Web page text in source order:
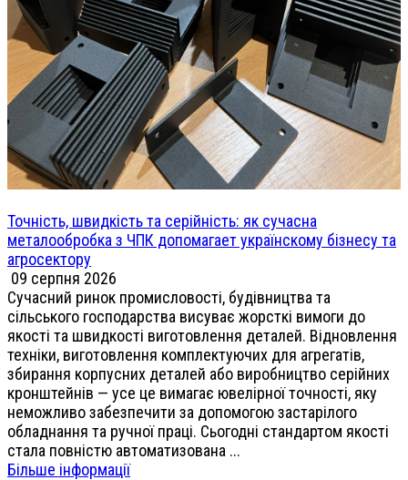
Точність, швидкість та серійність: як сучасна
металообробка з ЧПК допомагает українскому бізнесу та
агросектору
09 серпня 2026
Сучасний ринок промисловості, будівництва та
сільського господарства висуває жорсткі вимоги до
якості та швидкості виготовлення деталей. Відновлення
техніки, виготовлення комплектуючих для агрегатів,
збирання корпусних деталей або виробництво серійних
кронштейнів — усе це вимагає ювелірної точності, яку
неможливо забезпечити за допомогою застарілого
обладнання та ручної праці. Сьогодні стандартом якості
стала повністю автоматизована ...
Більше інформації